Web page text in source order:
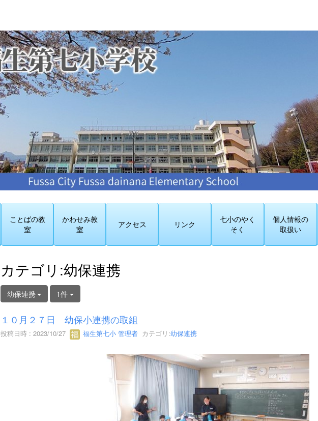
ことばの教
室
かわせみ教
室
アクセス リンク
七小のやく
そく
個人情報の
取扱い
カテゴリ:幼保連携
幼保連携 1件
１０月２７日 幼保小連携の取組
投稿日時 : 2023/10/27 福生第七小 管理者カテゴリ:幼保連携